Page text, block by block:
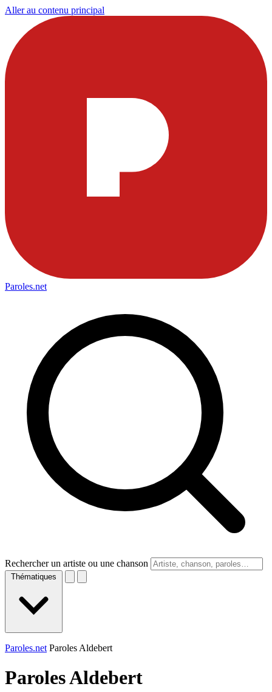
Aller au contenu principal
Paroles.net
Rechercher un artiste ou une chanson
Thématiques
Paroles.net Paroles Aldebert
ParolesAldebert